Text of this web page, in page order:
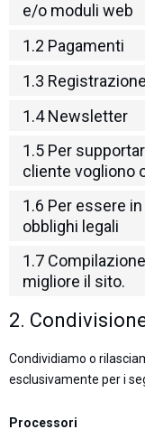
e/o moduli web
1.2 Pagamenti
1.3
1.4 Newsletter
1.5 Per
cliente vogliono
1.6 Per essere
obblighi legali
1.7
migliore il sito.
2.
Condividiamo o
esclusivamente per i
Processori